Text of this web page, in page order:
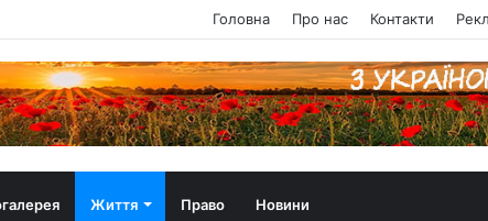
Головна Про нас Контакти
Життя Право Новини